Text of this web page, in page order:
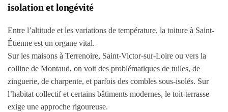
isolation et longévité
Entre l’altitude et les variations de température, la toiture à Saint-
Étienne est un organe vital.
Sur les maisons à Terrenoire, Saint-Victor-sur-Loire ou vers la
colline de Montaud, on voit des problématiques de tuiles, de
zinguerie, de charpente, et parfois des combles sous-isolés. Sur
l’habitat collectif et certains bâtiments modernes, le toit-terrasse
exige une approche rigoureuse.